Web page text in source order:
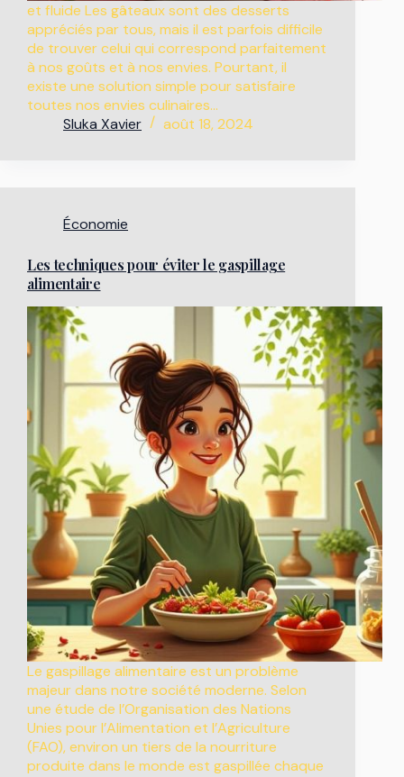
et fluide Les gâteaux sont des desserts
appréciés par tous, mais il est parfois difficile
de trouver celui qui correspond parfaitement
à nos goûts et à nos envies. Pourtant, il
existe une solution simple pour satisfaire
toutes nos envies culinaires…
Sluka Xavier
août 18, 2024
Économie
Les techniques pour éviter le gaspillage
alimentaire
Le gaspillage alimentaire est un problème
majeur dans notre société moderne. Selon
une étude de l’Organisation des Nations
Unies pour l’Alimentation et l’Agriculture
(FAO), environ un tiers de la nourriture
produite dans le monde est gaspillée chaque